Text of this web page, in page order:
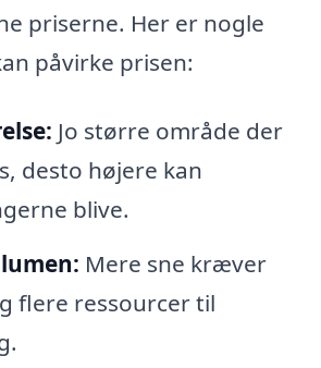
priserne. Her er nogle
påvirke prisen:
Jo større område der
desto højere kan
blive.
Mere sne kræver
flere ressourcer til